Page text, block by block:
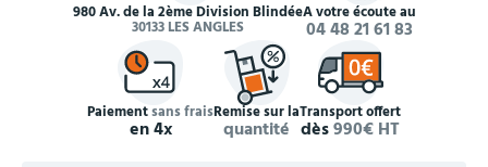
980 Av. de la 2ème Division Blindée
30133 LES ANGLES
À votre écoute au
04 48 21 61 83
Paiementsans frais
en 4x
Remise sur la
quantité
Transport offert
dès990€ HT